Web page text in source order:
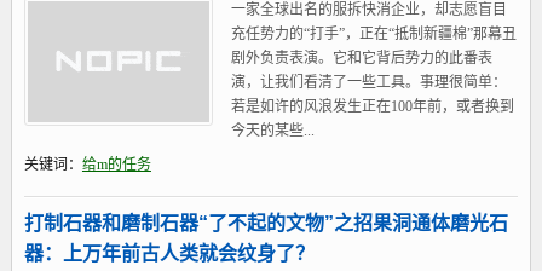
一家全球出名的服拆快消企业，却志愿盲目
充任势力的“打手”，正在“抵制新疆棉”那幕丑
剧外负责表演。它和它背后势力的此番表
演，让我们看清了一些工具。事理很简单：
若是如许的风浪发生正在100年前，或者换到
今天的某些...
关键词： 给m的任务
打制石器和磨制石器“了不起的文物”之招果洞通体磨光石
器：上万年前古人类就会纹身了？